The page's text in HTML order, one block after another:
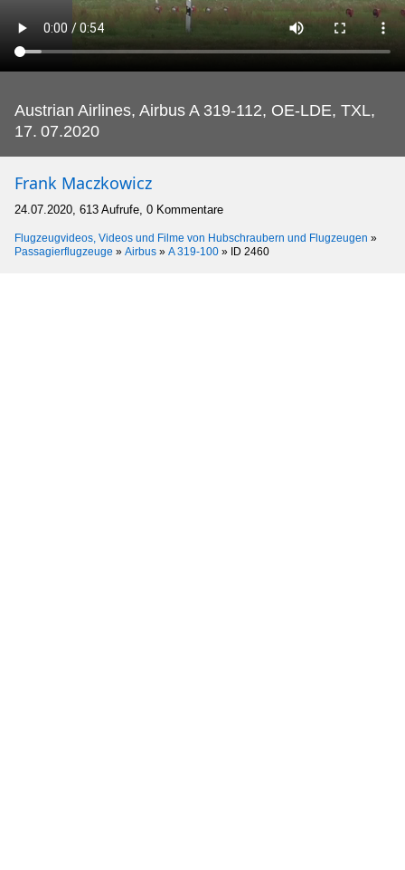
Austrian Airlines, Airbus A 319-112, OE-LDE, TXL,
17. 07.2020
Frank Maczkowicz
24.07.2020, 613 Aufrufe, 0 Kommentare
Flugzeugvideos, Videos und Filme von Hubschraubern und Flugzeugen »
Passagierflugzeuge » Airbus » A 319-100 » ID 2460